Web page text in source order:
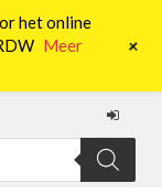
het online
Meer
+